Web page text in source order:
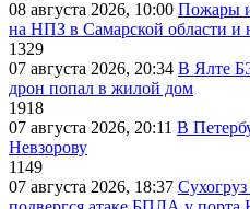
08 августа 2026, 10:00 Пожары и
на НПЗ в Самарской области и
1329
07 августа 2026, 20:34 В Ялте
дрон попал в жилой дом
1918
07 августа 2026, 20:11 В
Невзорову
1149
07 августа 2026, 18:37